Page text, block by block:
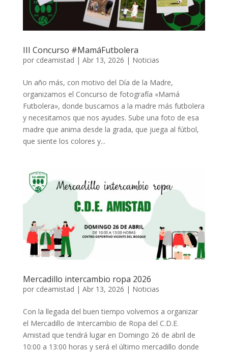
III Concurso #MamáFutbolera
por cdeamistad | Abr 13, 2026 | Noticias
Un año más, con motivo del Día de la Madre,
organizamos el Concurso de fotografía «Mamá
Futbolera», donde buscamos a la madre más futbolera
y necesitamos que nos ayudes. Sube una foto de esa
madre que anima desde la grada, que juega al fútbol,
que siente los colores y...
Mercadillo intercambio ropa 2026
por cdeamistad | Abr 13, 2026 | Noticias
Con la llegada del buen tiempo volvemos a organizar
el Mercadillo de Intercambio de Ropa del C.D.E.
Amistad que tendrá lugar en Domingo 26 de abril de
10:00 a 13:00 horas y será el último mercadillo donde